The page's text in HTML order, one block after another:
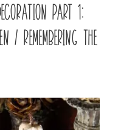
PART 1:
/ REMEMBERING THE